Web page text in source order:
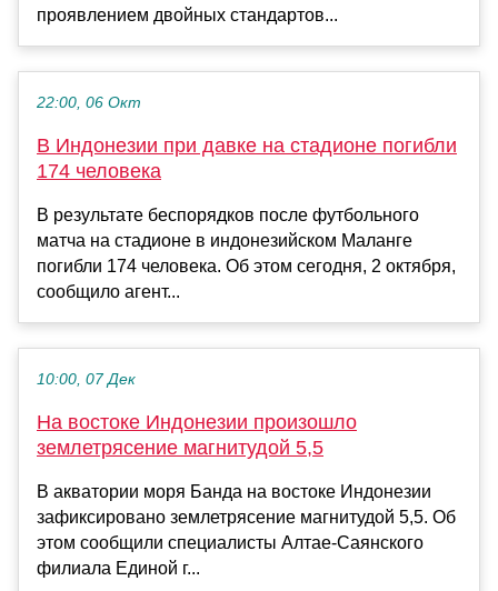
проявлением двойных стандартов...
22:00, 06 Окт
В Индонезии при давке на стадионе погибли
174 человека
В результате беспорядков после футбольного
матча на стадионе в индонезийском Маланге
погибли 174 человека. Об этом сегодня, 2 октября,
сообщило агент...
10:00, 07 Дек
На востоке Индонезии произошло
землетрясение магнитудой 5,5
В акватории моря Банда на востоке Индонезии
зафиксировано землетрясение магнитудой 5,5. Об
этом сообщили специалисты Алтае-Саянского
филиала Единой г...